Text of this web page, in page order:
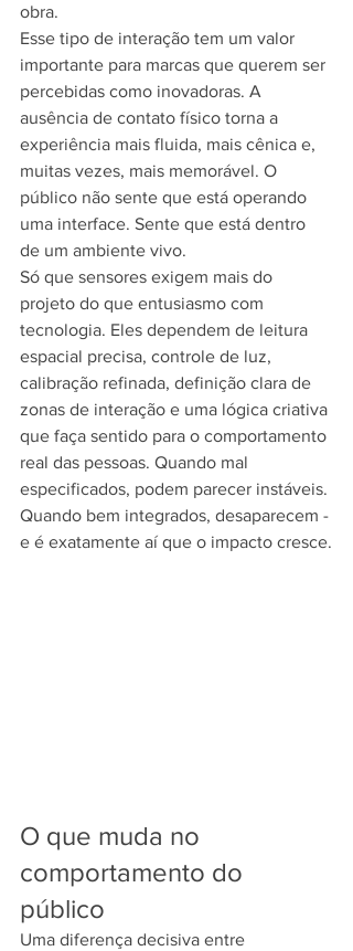
obra.
Esse tipo de interação tem um valor
importante para marcas que querem ser
percebidas como inovadoras. A
ausência de contato físico torna a
experiência mais fluida, mais cênica e,
muitas vezes, mais memorável. O
público não sente que está operando
uma interface. Sente que está dentro
de um ambiente vivo.
Só que sensores exigem mais do
projeto do que entusiasmo com
tecnologia. Eles dependem de leitura
espacial precisa, controle de luz,
calibração refinada, definição clara de
zonas de interação e uma lógica criativa
que faça sentido para o comportamento
real das pessoas. Quando mal
especificados, podem parecer instáveis.
Quando bem integrados, desaparecem -
e é exatamente aí que o impacto cresce.
O que muda no
comportamento do
público
Uma diferença decisiva entre